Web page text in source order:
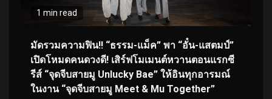
1 min read
มัดรวมความฟิน!! “ธรรม-แม็ค” พา “อั๋น-แสตมป์”
เปิดโหมดคนดวงดี! เสิร์ฟโมเมนต์หวานตอนแรกซี
รีส์ “จุดจีบสายมู Unlucky Bae” ให้อินทุกอารมณ์
ในงาน “จุดจีบสายมู Meet & Mu Together”